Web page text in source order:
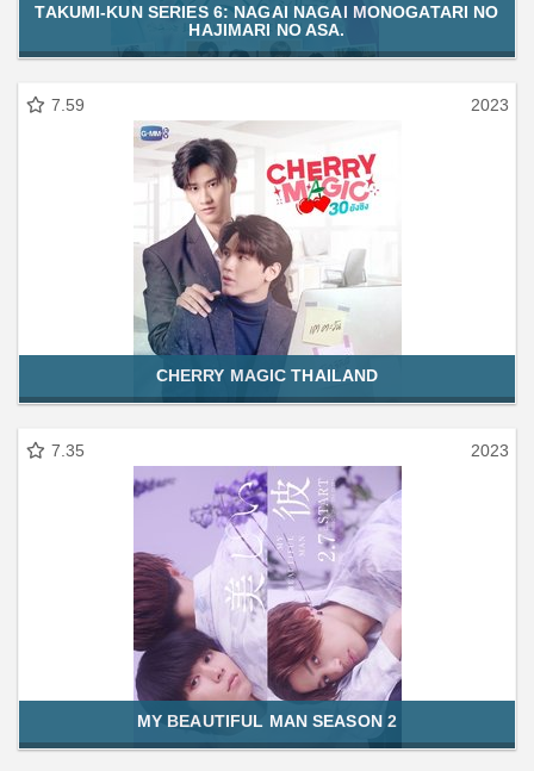
TAKUMI-KUN SERIES 6: NAGAI NAGAI MONOGATARI NO
HAJIMARI NO ASA.
7.59 2023
CHERRY MAGIC THAILAND
7.35 2023
MY BEAUTIFUL MAN SEASON 2